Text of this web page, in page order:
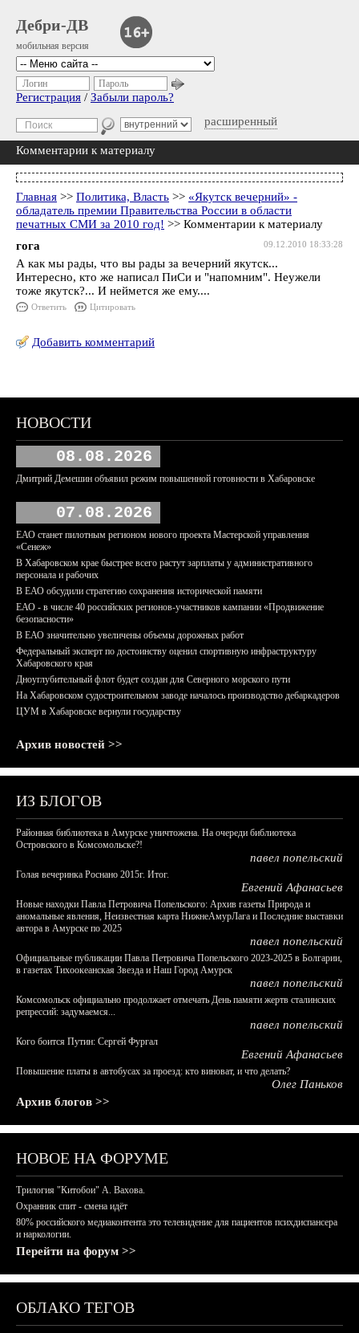
Дебри-ДВ
мобильная версия
расширенный
Логин Пароль
Регистрация / Забыли пароль?
Комментарии к материалу
Главная >> Политика, Власть >> «Якутск вечерний» -
обладатель премии Правительства России в области
печатных СМИ за 2010 год! >> Комментарии к материалу
09.12.2010 18:33:28
гога
А как мы рады, что вы рады за вечерний якутск...
Интересно, кто же написал ПиСи и "напомним". Неужели
тоже якутск?... И неймется же ему....
Ответить Цитировать
Добавить комментарий
НОВОСТИ
08.08.2026
Дмитрий Демешин объявил режим повышенной готовности в Хабаровске
07.08.2026
ЕАО станет пилотным регионом нового проекта Мастерской управления
«Сенеж»
В Хабаровском крае быстрее всего растут зарплаты у административного
персонала и рабочих
В ЕАО обсудили стратегию сохранения исторической памяти
ЕАО - в числе 40 российских регионов-участников кампании «Продвижение
безопасности»
В ЕАО значительно увеличены объемы дорожных работ
Федеральный эксперт по достоинству оценил спортивную инфраструктуру
Хабаровского края
Дноуглубительный флот будет создан для Северного морского пути
На Хабаровском судостроительном заводе началось производство дебаркадеров
ЦУМ в Хабаровске вернули государству
Архив новостей >>
ИЗ БЛОГОВ
Районная библиотека в Амурске уничтожена. На очереди библиотека
Островского в Комсомольске?!
павел попельский
Голая вечеринка Роснано 2015г. Итог.
Евгений Афанасьев
Новые находки Павла Петровича Попельского: Архив газеты Природа и
аномальные явления, Неизвестная карта НижнеАмурЛага и Последние выставки
автора в Амурске по 2025
павел попельский
Официальные публикации Павла Петровича Попельского 2023-2025 в Болгарии,
в газетах Тихоокеанская Звезда и Наш Город Амурск
павел попельский
Комсомольск официально продолжает отмечать День памяти жертв сталинских
репрессий: задумаемся...
павел попельский
Кого боится Путин: Сергей Фургал
Евгений Афанасьев
Повышение платы в автобусах за проезд: кто виноват, и что делать?
Олег Паньков
Архив блогов >>
НОВОЕ НА ФОРУМЕ
Трилогия "Китобои" А. Вахова.
Охранник спит - смена идёт
80% российского медиаконтента это телевидение для пациентов психдиспансера
и наркологии.
Перейти на форум >>
ОБЛАКО ТЕГОВ